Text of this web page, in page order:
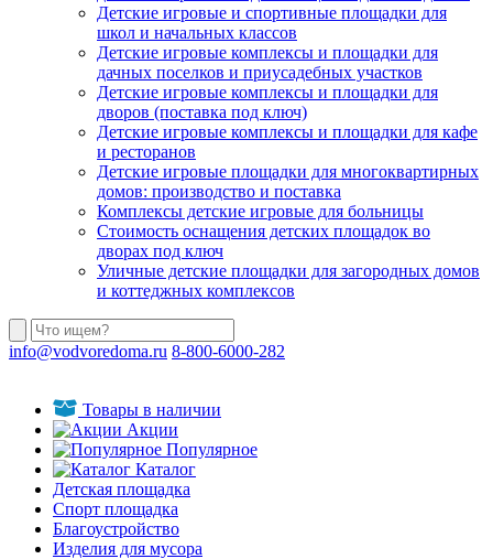
Детские игровые и спортивные площадки для
школ и начальных классов
Детские игровые комплексы и площадки для
дачных поселков и приусадебных участков
Детские игровые комплексы и площадки для
дворов (поставка под ключ)
Детские игровые комплексы и площадки для кафе
и ресторанов
Детские игровые площадки для многоквартирных
домов: производство и поставка
Комплексы детские игровые для больницы
Стоимость оснащения детских площадок во
дворах под ключ
Уличные детские площадки для загородных домов
и коттеджных комплексов
info@vodvoredoma.ru 8-800-6000-282
Товары в наличии
Акции
Популярное
Каталог
Детская площадка
Спорт площадка
Благоустройство
Изделия для мусора